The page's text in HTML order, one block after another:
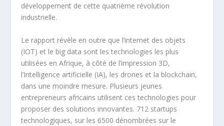
développement de cette quatrième révolution
industrielle.
Le rapport révèle en outre que l’internet des objets
(IOT) et le big data sont les technologies les plus
utilisées en Afrique, à côté de l’impression 3D,
l’Intelligence artificielle (IA), les drones et la blockchain,
dans une moindre mesure. Plusieurs jeunes
entrepreneurs africains utilisent ces technologies pour
proposer des solutions innovantes. 712 startups
technologiques, sur les 6500 dénombrées sur le